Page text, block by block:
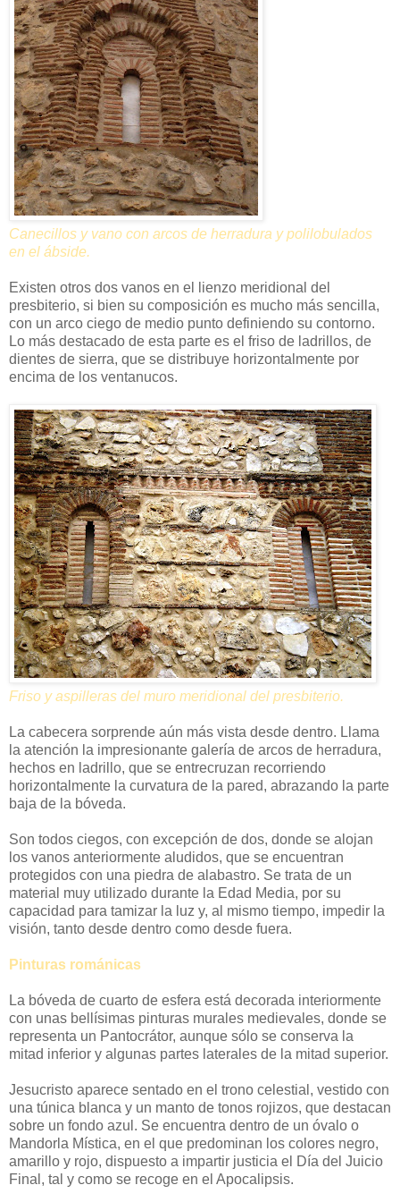
Canecillos y vano con arcos de herradura y polilobulados
en el ábside.
Existen otros dos vanos en el lienzo meridional del
presbiterio, si bien su composición es mucho más sencilla,
con un arco ciego de medio punto definiendo su contorno.
Lo más destacado de esta parte es el friso de ladrillos, de
dientes de sierra, que se distribuye horizontalmente por
encima de los ventanucos.
Friso y aspilleras del muro meridional del presbiterio.
La cabecera sorprende aún más vista desde dentro. Llama
la atención la impresionante galería de arcos de herradura,
hechos en ladrillo, que se entrecruzan recorriendo
horizontalmente la curvatura de la pared, abrazando la parte
baja de la bóveda.
Son todos ciegos, con excepción de dos, donde se alojan
los vanos anteriormente aludidos, que se encuentran
protegidos con una piedra de alabastro. Se trata de un
material muy utilizado durante la Edad Media, por su
capacidad para tamizar la luz y, al mismo tiempo, impedir la
visión, tanto desde dentro como desde fuera.
Pinturas románicas
La bóveda de cuarto de esfera está decorada interiormente
con unas bellísimas pinturas murales medievales, donde se
representa un Pantocrátor, aunque sólo se conserva la
mitad inferior y algunas partes laterales de la mitad superior.
Jesucristo aparece sentado en el trono celestial, vestido con
una túnica blanca y un manto de tonos rojizos, que destacan
sobre un fondo azul. Se encuentra dentro de un óvalo o
Mandorla Mística, en el que predominan los colores negro,
amarillo y rojo, dispuesto a impartir justicia el Día del Juicio
Final, tal y como se recoge en el Apocalipsis.